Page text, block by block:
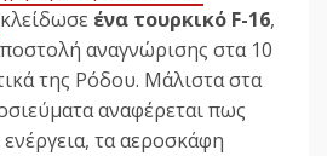
κλείδωσε ένα τουρκικό F-16,
αναγνώρισης στα 10
της Ρόδου. Μάλιστα στα
αναφέρεται πως
τα αεροσκάφη